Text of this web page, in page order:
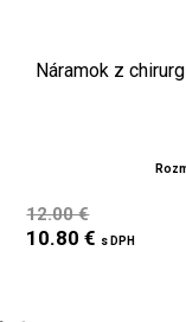
Náramok z
12.00 €
10.80 € s DPH